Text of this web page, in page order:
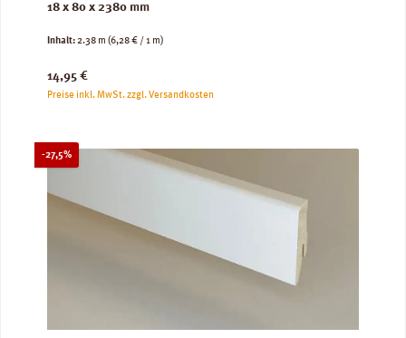
18 x 80 x 2380 mm
Inhalt:2.38 m (6,28 € / 1 m)
Regulärer Preis:
14,95 €
Preise inkl. MwSt. zzgl. Versandkosten
-27,5%Rabatt